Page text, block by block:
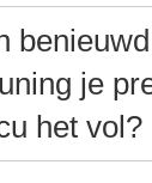
je
het vol?